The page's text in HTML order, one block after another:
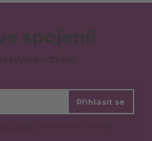
Přihlásit se